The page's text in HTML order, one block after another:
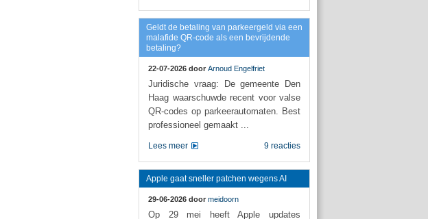
Geldt de betaling van parkeergeld via een
malafide QR-code als een bevrijdende
betaling?
22-07-2026 door Arnoud Engelfriet
Juridische vraag: De gemeente Den
Haag waarschuwde recent voor valse
QR-codes op parkeerautomaten. Best
professioneel gemaakt ...
9 reacties
Lees meer
Apple gaat sneller patchen wegens AI
29-06-2026 door meidoorn
Op 29 mei heeft Apple updates